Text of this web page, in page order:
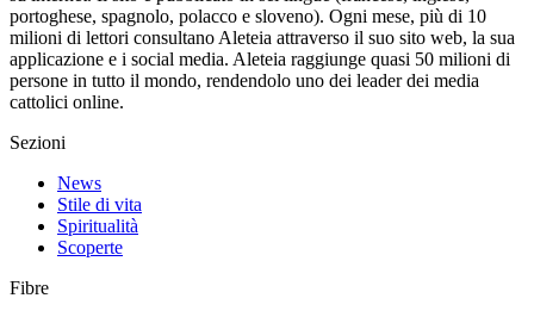
portoghese, spagnolo, polacco e sloveno). Ogni mese, più di 10
milioni di lettori consultano Aleteia attraverso il suo sito web, la sua
applicazione e i social media. Aleteia raggiunge quasi 50 milioni di
persone in tutto il mondo, rendendolo uno dei leader dei media
cattolici online.
Sezioni
News
Stile di vita
Spiritualità
Scoperte
Fibre